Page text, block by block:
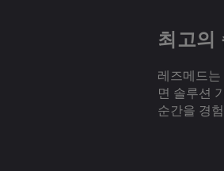
최고의
레즈메드
면 솔루션
순간을 경